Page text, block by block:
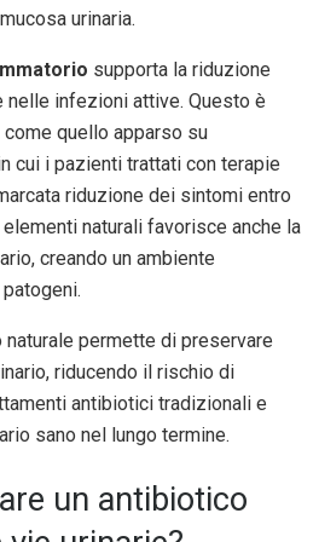
urinaria.
supporta la riduzione
infezioni attive. Questo è
quello apparso su
cui i pazienti trattati con terapie
riduzione dei sintomi entro
naturali favorisce anche la
creando un ambiente
naturale permette di preservare
riducendo il rischio di
antibiotici tradizionali e
sano nel lungo termine.
un antibiotico